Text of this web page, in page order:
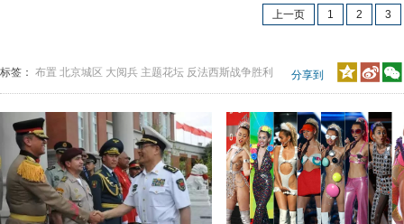
上一页 1 2 3
标签： 布置 北京城区 大阅兵 主题花坛 反法西斯战争胜利 分享到